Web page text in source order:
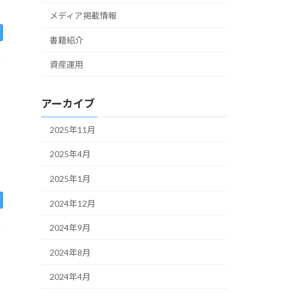
メディア掲載情報
書籍紹介
資産運用
アーカイブ
2025年11月
2025年4月
2025年1月
2024年12月
2024年9月
2024年8月
2024年4月